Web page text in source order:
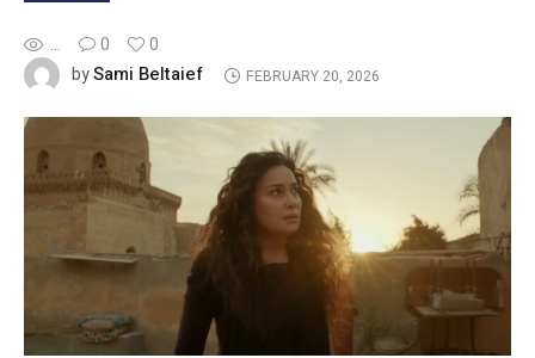
... 0
0
bySami Beltaief FEBRUARY 20, 2026